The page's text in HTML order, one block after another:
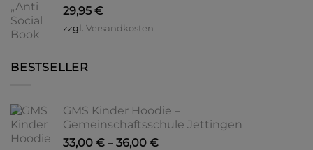
29,95 €
zzgl. Versandkosten
BESTSELLER
GMS Kinder Hoodie –
Gemeinschaftsschule Jettingen
33,00 € – 36,00 €